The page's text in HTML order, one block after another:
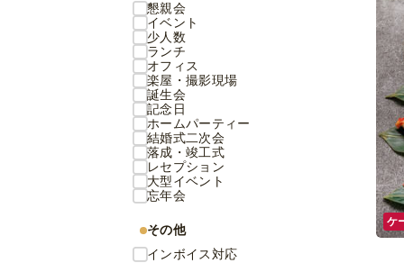
ケ
懇親会
イベント
少人数
ランチ
オフィス
楽屋・撮影現場
誕生会
記念日
ホームパーティー
結婚式二次会
落成・竣工式
レセプション
大型イベント
忘年会
その他
インボイス対応